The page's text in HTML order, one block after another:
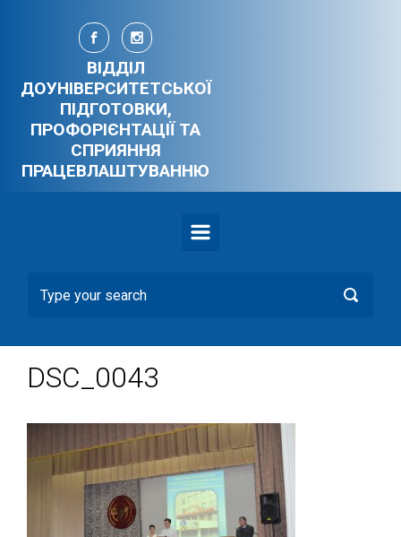
Skip to main content
ВІДДІЛ
ДОУНІВЕРСИТЕТСЬКОЇ
ПІДГОТОВКИ,
ПРОФОРІЄНТАЦІЇ ТА
СПРИЯННЯ
ПРАЦЕВЛАШТУВАННЮ
DSC_0043